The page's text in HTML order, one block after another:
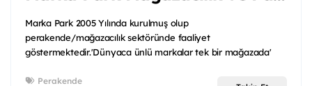
Marka Park 2005 Yılında kurulmuş olup
perakende/mağazacılık sektöründe faaliyet
göstermektedir.'Dünyaca ünlü markalar tek bir mağazada'
Perakende